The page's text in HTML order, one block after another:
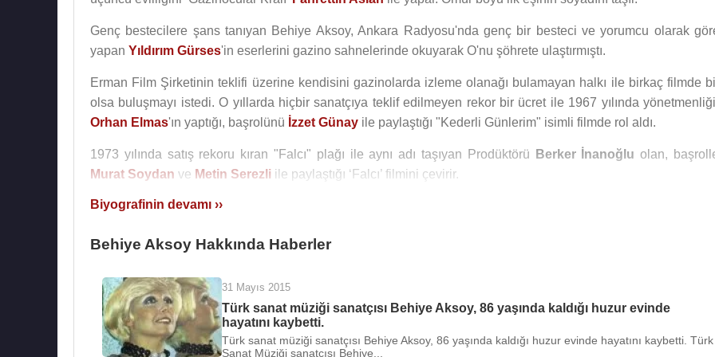
Genç bestecilere şans tanıyan Behiye Aksoy, Ankara Radyosu'nda genç bir besteci ve yorumcu olarak
yapan Yıldırım Gürses'in eserlerini gazino sahnelerinde okuyarak O'nu şöhrete ulaştırmıştı.
Erman Film Şirketinin teklifi üzerine kendisini gazinolarda izleme olanağı bulamayan halkı ile birkaç filmde
olsa buluşmayı istedi. O yıllarda hiçbir sanatçıya teklif edilmeyen rekor bir ücret ile 1967 yılında
Orhan Elmas'ın yaptığı, başrolünü İzzet Günay ile paylaştığı "Kederli Günlerim" isimli filmde rol aldı.
1973 yılında satış rekoru kıran "Falcı" plağı ile aynı adı taşıyan Prodüktörü Berker İnanoğlu olan,
Murat Soydan ve Metin Serezli ile paylaştığı ‘Falcı’ filmini çevirir.
Behiye Aksoy, gazino döneminin sona erdiği 1980’li yılların başında kendini emekliye ayırarak inzivaya çekildi.
2001 yılında alzheimer hastalığına yakalanan Behiye Aksoy ne yazık ki şimdi hiç kimseyi
Türk Sanat Müziği sanatçısı Behiye Aksoy, kaldığı huzurevinde 31 Mayıs
kaybetti.
Evlilikleri:
Biyografinin devamı ››
Behiye Aksoy Hakkında Haberler
31 Mayıs 2015
Türk sanat müziği sanatçısı Behiye Aksoy, 86 yaşında kaldığı huzur evinde
hayatını kaybetti.
Türk sanat müziği sanatçısı Behiye Aksoy, 86 yaşında kaldığı huzur evinde hayatını kaybetti. Türk
Sanat Müziği sanatçısı Behiye...